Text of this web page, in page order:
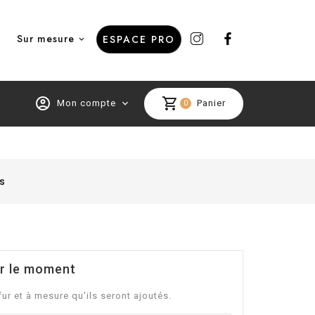
Sur mesure ESPACE PRO
shopping_cart 0 Panier
account_circle Mon compte expand_more
le moment
et à mesure qu'ils seront ajoutés.